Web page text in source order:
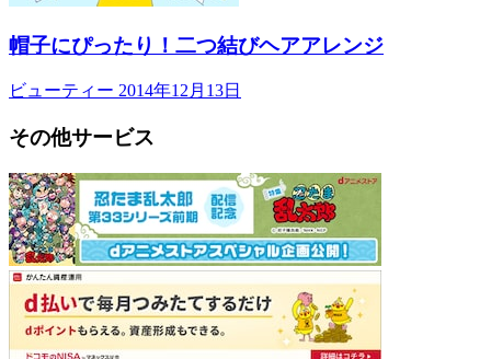
帽子にぴったり！二つ結びヘアアレンジ
ビューティー 2014年12月13日
その他サービス